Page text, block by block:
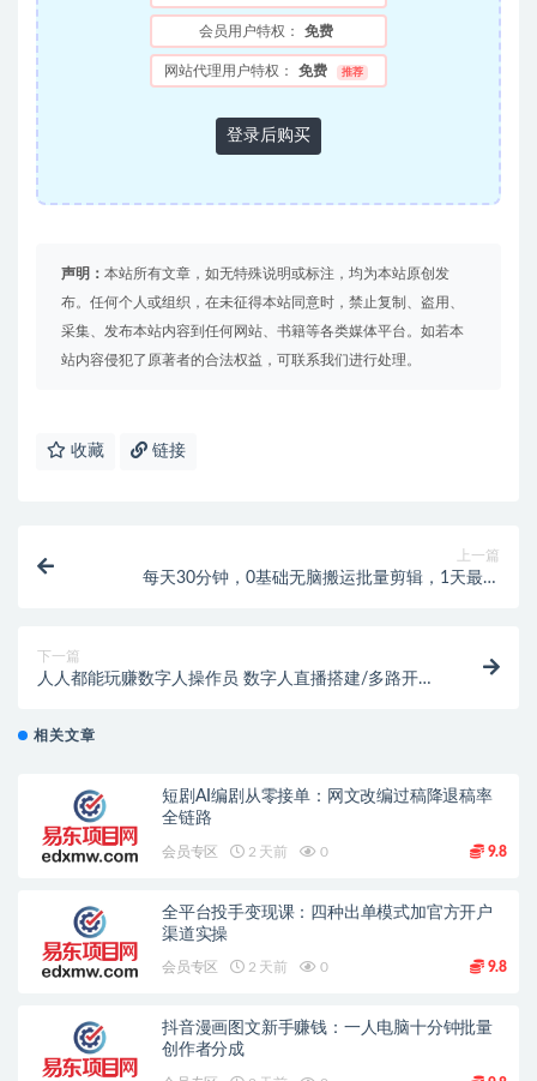
会员用户特权： 免费
网站代理用户特权： 免费 推荐
登录后购买
声明： 本站所有文章，如无特殊说明或标注，均为本站原创发
布。任何个人或组织，在未征得本站同意时，禁止复制、盗用、
采集、发布本站内容到任何网站、书籍等各类媒体平台。如若本
站内容侵犯了原著者的合法权益，可联系我们进行处理。
收藏 链接
上一篇
每天30分钟，0基础无脑搬运批量剪辑，1天最高
下一篇
人人都能玩赚数字人操作员 数字人直播搭建/多路开播/
相关文章
短剧AI编剧从零接单：网文改编过稿降退稿率
全链路
会员专区 2 天前 0 9.8
全平台投手变现课：四种出单模式加官方开户
渠道实操
会员专区 2 天前 0 9.8
抖音漫画图文新手赚钱：一人电脑十分钟批量
创作者分成